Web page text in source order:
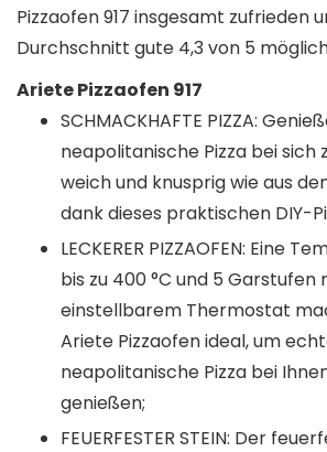
Pizzaofen 917 insgesamt zufrieden
Durchschnitt gute 4,3 von 5
Ariete Pizzaofen 917
SCHMACKHAFTE PIZZA:
neapolitanische Pizza bei sich
weich und knusprig wie aus
dank dieses praktischen DIY-
LECKERER PIZZAOFEN: Eine
bis zu 400 °C und 5 Garstufen
einstellbarem Thermostat
Ariete Pizzaofen ideal, um
neapolitanische Pizza bei
genießen;
FEUERFESTER STEIN: Der